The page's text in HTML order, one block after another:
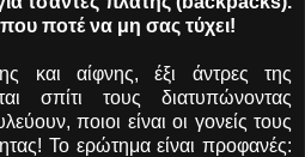
ποτέ να μη σας τύχει!
και αίφνης, έξι άντρες της
σπίτι τους διατυπώνοντας
ποιοι είναι οι γονείς τους
Το ερώτημα είναι προφανές: